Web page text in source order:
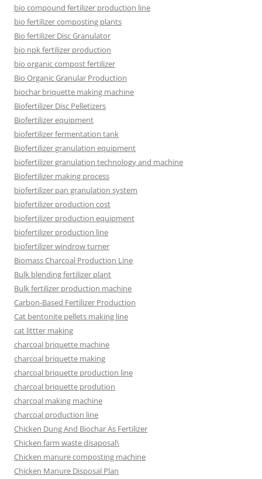
bio compound fertilizer production line
bio fertilizer composting plants
Bio fertilizer Disc Granulator
bio npk fertilizer production
bio organic compost fertilizer
Bio Organic Granular Production
biochar briquette making machine
Biofertilizer Disc Pelletizers
Biofertilizer equipment
biofertilizer fermentation tank
Biofertilizer granulation equipment
biofertilizer granulation technology and machine
Biofertilizer making process
biofertilizer pan granulation system
biofertilizer production cost
biofertilizer production equipment
biofertilizer production line
biofertilizer windrow turner
Biomass Charcoal Production Line
Bulk blending fertilizer plant
Bulk fertilizer production machine
Carbon-Based Fertilizer Production
Cat bentonite pellets making line
cat littter making
charcoal briquette machine
charcoal briquette making
charcoal briquette production line
charcoal briquette prodution
charcoal making machine
charcoal production line
Chicken Dung And Biochar As Fertilizer
Chicken farm waste disaposal\
Chicken manure composting machine
Chicken Manure Disposal Plan